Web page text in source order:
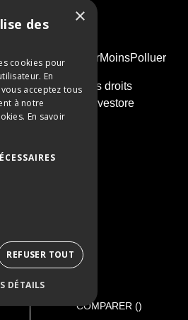
COMPARER ()
#SeDeplacerMoinsPolluer
Simonneau. Tous droits
:Nextlane Livestore
×
des
cookies pour
En
acceptez tous
à notre
En savoir
REFUSER TOUT
DÉTAILS